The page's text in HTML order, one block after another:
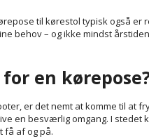
til kørestol typisk også er
behov – og ikke mindst
en
er det nemt at komme til at
en besværlig omgang. I stedet
få af og på.